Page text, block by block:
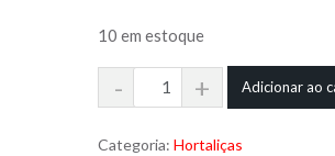
10 em estoque
Alho
poró
(unidade)
Adicionar ao
Categoria: Hortaliças